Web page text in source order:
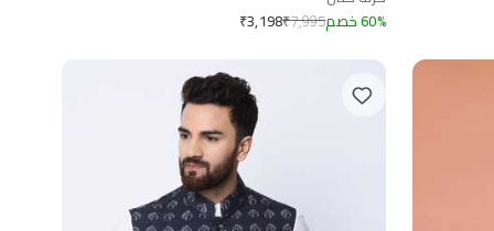
₹3,198₹7,995 60% خصم